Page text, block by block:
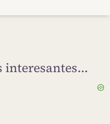
interesantes...